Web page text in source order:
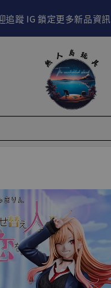
追蹤 IG 鎖定更多新品資訊